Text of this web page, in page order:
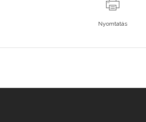
Nyomtatás